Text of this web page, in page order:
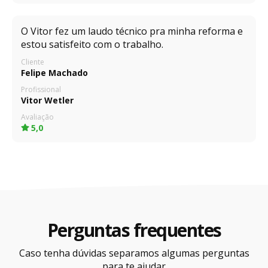
O Vitor fez um laudo técnico pra minha reforma e
estou satisfeito com o trabalho.
Cliente
Felipe Machado
Profissional
Vitor Wetler
Avaliação
5,0
Perguntas frequentes
Caso tenha dúvidas separamos algumas perguntas